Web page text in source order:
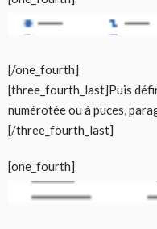
[/one_fourth]
[three_fourth_last]Puis
numérotée ou à puces,
[/three_fourth_last]
[one_fourth]